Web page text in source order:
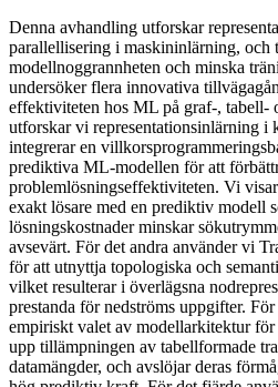
Denna avhandling utforskar
parallellisering i maskininlärning, och
modellnoggrannheten och minska
undersöker flera innovativa
effektiviteten hos ML på graf-, tabell-
utforskar vi representationsinlärning i
integrerar en
prediktiva ML-modellen för att
problemlösningseffektiviteten. Vi
exakt lösare med en prediktiv modell
lösningskostnader minskar
avsevärt. För det andra använder vi
för att utnyttja topologiska och
vilket resulterar i överlägsna
prestanda för nedströms uppgifter.
empiriskt valet av modellarkitektur
upp tillämpningen av tabellformade
datamängder, och avslöjar deras